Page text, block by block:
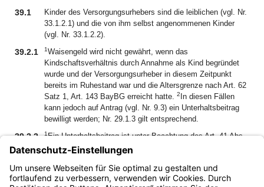
39.1
Kinder des Versorgungsurhebers sind die leiblichen (vgl. Nr.
33.1.2.1) und die von ihm selbst angenommenen Kinder
(vgl. Nr. 33.1.2.2).
39.2.1 1Waisengeld wird nicht gewährt, wenn das
Kindschaftsverhältnis durch Annahme als Kind begründet
wurde und der Versorgungsurheber in diesem Zeitpunkt
bereits im Ruhestand war und die Altersgrenze nach Art. 62
Satz 1, Art. 143 BayBG erreicht hatte. 2 In diesen Fällen
kann jedoch auf Antrag (vgl. Nr. 9.3) ein Unterhaltsbeitrag
bewilligt werden; Nr. 29.1.3 gilt entsprechend.
39.2.2 1Ein Unterhaltsbeitrag ist unter Beachtung des Art. 41 Abs.
3 zu bewilligen.2Im Rahmen der Ermessensausübung ist
die Bedürftigkeit der Waise, insbesondere deren
wirtschaftliche Lage zu berücksichtigen.3Die Nrn. 29.1.5.3,
29.1.5.4 und 29.1.7. sind entsprechend anzuwenden.